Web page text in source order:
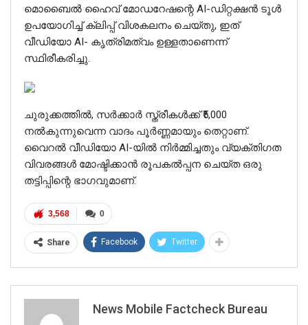
മൊബൈൽ ഹൈവ് മോഡറേഷന്റെ AI-ഡിറ്റക്ഷൻ ടൂൾ
ഉപയോഗിച്ച് ക്ലിപ്പ് വിശകലനം ചെയ്തു, ഇത്
വീഡിയോ AI- കൃത്രിമത്വം ഉള്ളതാണെന്ന്
സ്ഥിരീകരിച്ചു.
ചുരുക്കത്തിൽ, സർക്കാർ സ്ത്രീകൾക്ക് ₹5,000
നൽകുന്നുവെന്ന വാദം പൂർണ്ണമായും തെറ്റാണ്.
വൈറൽ വീഡിയോ AI-യിൽ നിർമ്മിച്ചതും വ്യക്തിഗത
വിവരങ്ങൾ മോഷ്ടിക്കാൻ രൂപകൽപ്പന ചെയ്ത ഒരു
തട്ടിപ്പിന്റെ ഭാഗവുമാണ്.
0
3,568
Share Facebook Twitter
News Mobile Factcheck Bureau